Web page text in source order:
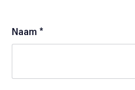
Naam *